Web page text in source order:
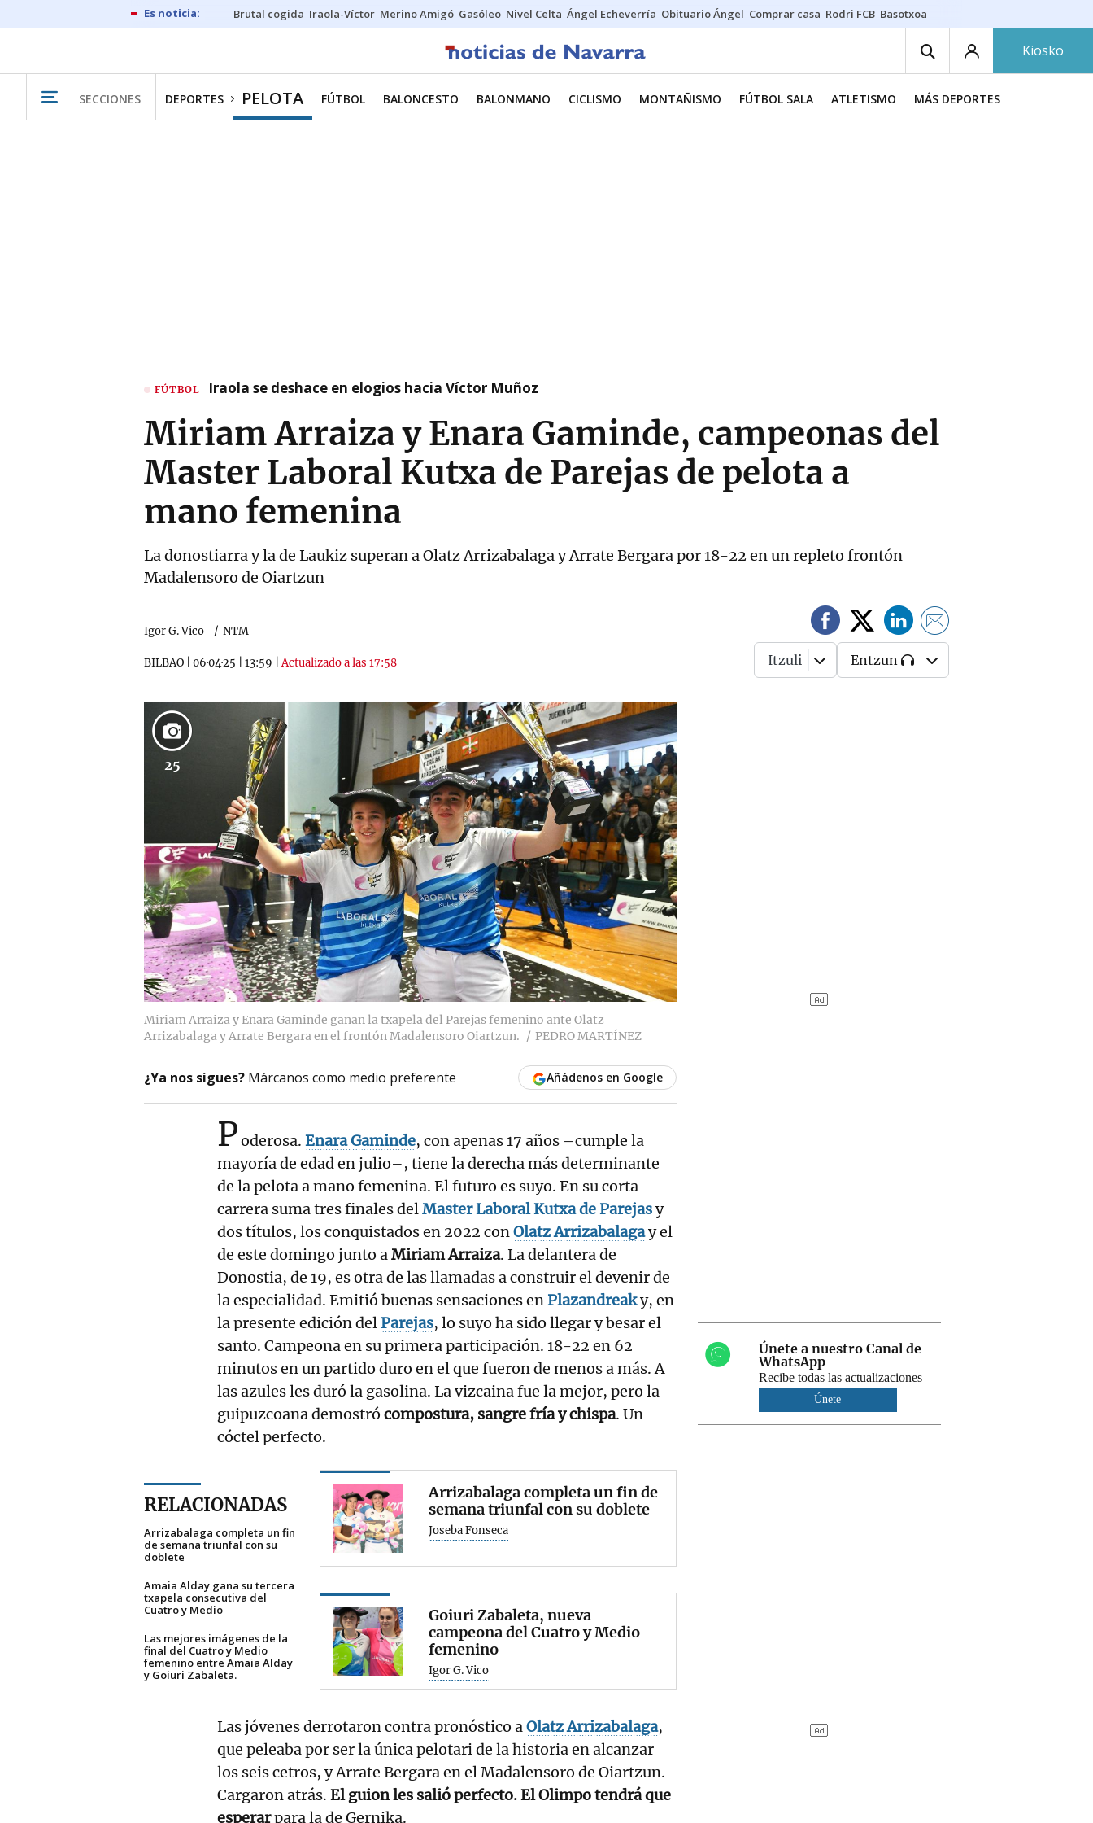
Brutal cogida Iraola-Víctor Merino Amigó Gasóleo Nivel Celta Ángel Echeverría Obituario Ángel Comprar casa Rodri FCB Basotxoa
Kiosko
SECCIONES DEPORTES PELOTA FÚTBOL BALONCESTO BALONMANO CICLISMO MONTAÑISMO FÚTBOL SALA ATLETISMO MÁS DEPORTES
FÚTBOL Iraola se deshace en elogios hacia Víctor Muñoz
Miriam Arraiza y Enara Gaminde, campeonas del
Master Laboral Kutxa de Parejas de pelota a
mano femenina
La donostiarra y la de Laukiz superan a Olatz Arrizabalaga y Arrate Bergara por 18-22 en un repleto frontón
Madalensoro de Oiartzun
Igor G. Vico NTM
BILBAO 06·04·25 13:59 |Actualizado a las 17:58 Itzuli Entzun
25
Miriam Arraiza y Enara Gaminde ganan la txapela del Parejas femenino ante Olatz
Arrizabalaga y Arrate Bergara en el frontón Madalensoro Oiartzun.
PEDRO MARTÍNEZ
¿Ya nos sigues? Márcanos como medio preferente Añádenos en Google
Poderosa. EnaraGaminde, con apenas 17 años –cumple la
mayoría de edad en julio–, tiene la derecha más determinante
de la pelota a mano femenina. El futuro es suyo. En su corta
carrera suma tres finales delMaster Laboral Kutxa de Parejasy
dos títulos, los conquistados en 2022 conOlatzArrizabalagay el
de este domingo junto aMiriam Arraiza. La delantera de
Donostia, de 19, es otra de las llamadas a construir el devenir de
la especialidad. Emitió buenas sensaciones enPlazandreaky, en
la presente edición delParejas, lo suyo ha sido llegar y besar el
santo. Campeona en su primera participación. 18-22 en 62
minutos en un partido duro en el que fueron de menos a más. A
las azules les duró la gasolina. La vizcaina fue la mejor, pero la
guipuzcoana demostró compostura, sangre fría y chispa. Un
cóctel perfecto.
RELACIONADAS
Arrizabalaga completa un fin
de semana triunfal con su
doblete
Amaia Alday gana su tercera
txapela consecutiva del
Cuatro y Medio
Las mejores imágenes de la
final del Cuatro y Medio
femenino entre Amaia Alday
y Goiuri Zabaleta.
Arrizabalaga completa un fin de
semana triunfal con su doblete
Joseba Fonseca
Goiuri Zabaleta, nueva
campeona del Cuatro y Medio
femenino
Igor G. Vico
Las jóvenes derrotaron contra pronóstico aOlatzArrizabalaga,
que peleaba por ser la única pelotari de la historia en alcanzar
los seis cetros, y Arrate Bergara en el Madalensoro de Oiartzun.
Cargaron atrás. El guion les salió perfecto. El Olimpo tendrá que
esperarpara la de Gernika.
Únete a nuestro Canal de
WhatsApp
Recibe todas las actualizaciones
Únete